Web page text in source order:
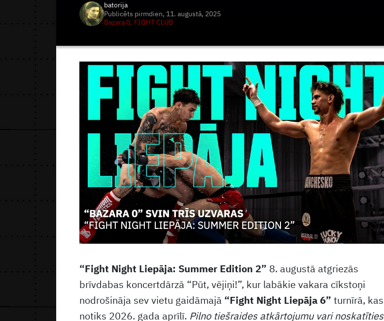
batorija
Publicēts pirmdien, 11. augustā, 2025
Bazara 0, FIGHT CLUB
“Fight Night Liepāja: Summer Edition 2” 8. augustā atgriezās
brīvdabas koncertdārzā “Pūt, vējiņi!”, kur labākie vakara cīkstoņi
nodrošināja sev vietu gaidāmajā “Fight Night Liepāja 6” turnīrā, kas
notiks 2026. gada aprīlī. Pilno tiešraides atkārtojumu vari noskatīties